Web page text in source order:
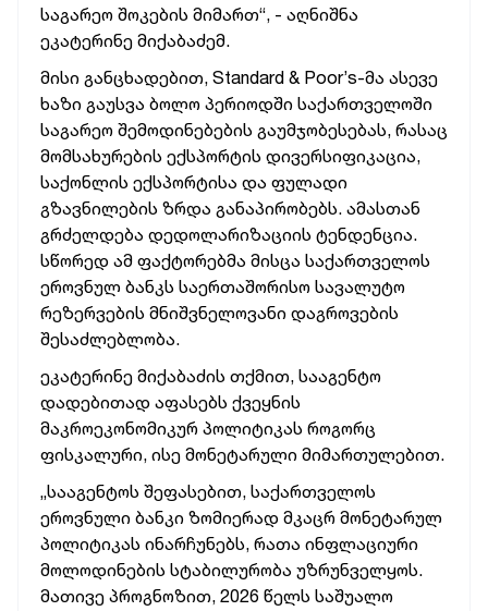
საგარეო შოკების მიმართ“, - აღნიშნა
ეკატერინე მიქაბაძემ.
მისი განცხადებით, Standard & Poor’s-მა ასევე
ხაზი გაუსვა ბოლო პერიოდში საქართველოში
საგარეო შემოდინებების გაუმჯობესებას, რასაც
მომსახურების ექსპორტის დივერსიფიკაცია,
საქონლის ექსპორტისა და ფულადი
გზავნილების ზრდა განაპირობებს. ამასთან
გრძელდება დედოლარიზაციის ტენდენცია.
სწორედ ამ ფაქტორებმა მისცა საქართველოს
ეროვნულ ბანკს საერთაშორისო სავალუტო
რეზერვების მნიშვნელოვანი დაგროვების
შესაძლებლობა.
ეკატერინე მიქაბაძის თქმით, სააგენტო
დადებითად აფასებს ქვეყნის
მაკროეკონომიკურ პოლიტიკას როგორც
ფისკალური, ისე მონეტარული მიმართულებით.
„სააგენტოს შეფასებით, საქართველოს
ეროვნული ბანკი ზომიერად მკაცრ მონეტარულ
პოლიტიკას ინარჩუნებს, რათა ინფლაციური
მოლოდინების სტაბილურობა უზრუნველყოს.
მათივე პროგნოზით, 2026 წელს საშუალო